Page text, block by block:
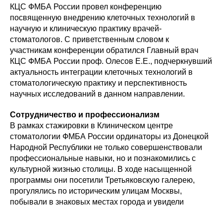
КЦС ФМБА России провел конференцию
посвященную внедрению клеточных технологий в
научную и клиническую практику врачей-
стоматологов. С приветственным словом к
участникам конференции обратился Главный врач
КЦС ФМБА России проф. Олесов Е.Е., подчеркнувший
актуальность интеграции клеточных технологий в
стоматологическую практику и перспективность
научных исследований в данном направлении.
Сотрудничество и профессионализм
В рамках стажировки в Клиническом центре
стоматологии ФМБА России ординаторы из Донецкой
Народной Республики не только совершенствовали
профессиональные навыки, но и познакомились с
культурной жизнью столицы. В ходе насыщенной
программы они посетили Третьяковскую галерею,
прогулялись по историческим улицам Москвы,
побывали в знаковых местах города и увидели